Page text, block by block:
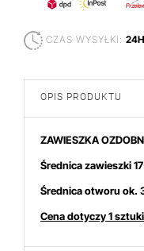
CZAS WYSYŁKI: 24H
OPIS PRODUKTU
ZAWIESZKA
Średnica zawieszki
Średnica otworu ok.
Cena dotyczy 1 sztuki